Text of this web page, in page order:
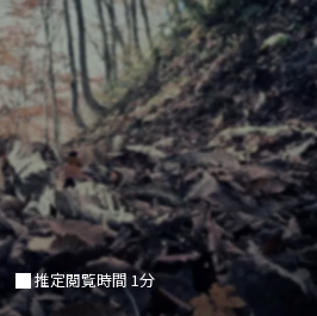
推定閲覧時間 1分